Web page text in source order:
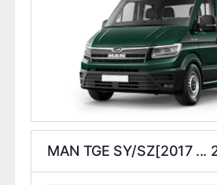
MAN TGE SY/SZ[2017 ...